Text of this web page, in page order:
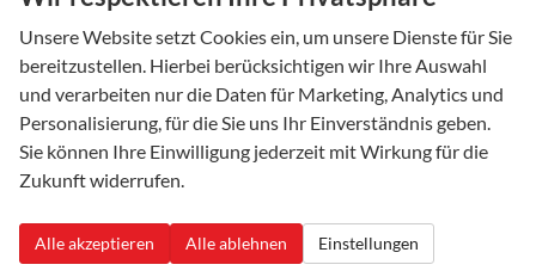
Innen
Armlehnen
Mittelarmlehne
Fensterheber
elektrisch
Gepäckraumabtrennung
vorhanden
Klimatisierung
Lenkrad
in Leder, höhenverstellbar, mit Multifunktionen, mit
Schaltwippen
Unsere Website setzt Cookies ein, um unsere Dienste für Sie
bereitzustellen. Hierbei berücksichtigen wir Ihre Auswahl
und verarbeiten nur die Daten für Marketing, Analytics und
Personalisierung, für die Sie uns Ihr Einverständnis geben.
Sie können Ihre Einwilligung jederzeit mit Wirkung für die
Zukunft widerrufen.
Alle akzeptieren Alle ablehnen Einstellungen